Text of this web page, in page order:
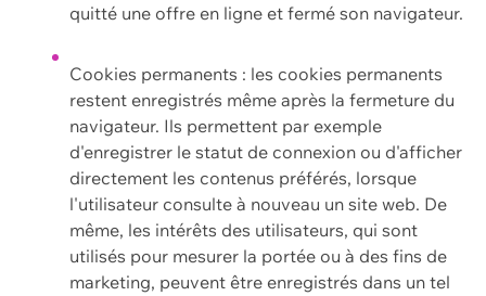
quitté une offre en ligne et fermé son navigateur.
Cookies permanents : les cookies permanents
restent enregistrés même après la fermeture du
navigateur. Ils permettent par exemple
d'enregistrer le statut de connexion ou d'afficher
directement les contenus préférés, lorsque
l'utilisateur consulte à nouveau un site web. De
même, les intérêts des utilisateurs, qui sont
utilisés pour mesurer la portée ou à des fins de
marketing, peuvent être enregistrés dans un tel